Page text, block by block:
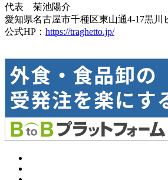
代表 菊池陽介
愛知県名古屋市千種区東山通4-17黒川
公式HP： https://traghetto.jp/